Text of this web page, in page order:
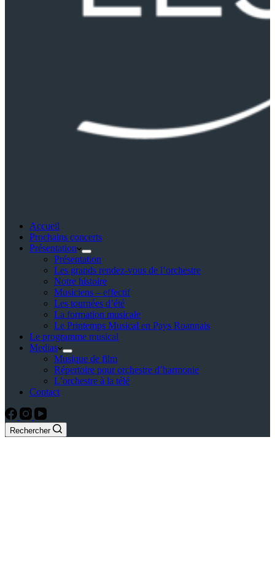
Accueil
Prochains concerts
Présentation
Présentation
Les grands rendez-vous de l’orchestre
Notre histoire
Musiciens – effectif
Les tournées d’été
La formation musicale
Le Printemps Musical en Pays Roannais
Le programme musical
Medias
Musique de film
Répertoire pour orchestre d’harmonie
L’orchestre à la télé
Contact
Rechercher